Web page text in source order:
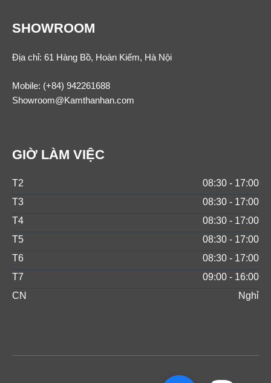
SHOWROOM
Địa chỉ: 61 Hàng Bồ, Hoàn Kiếm, Hà Nội
Mobile: (+84) 942261688
Showroom@Kamthanhan.com
GIỜ LÀM VIỆC
T2
08:30 - 17:00
T3
08:30 - 17:00
T4
08:30 - 17:00
T5
08:30 - 17:00
T6
08:30 - 17:00
T7
09:00 - 16:00
CN
Nghỉ